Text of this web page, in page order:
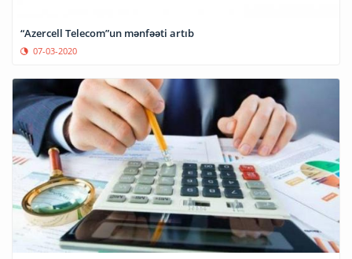
“Azercell Telecom”un mənfəəti artıb
07-03-2020